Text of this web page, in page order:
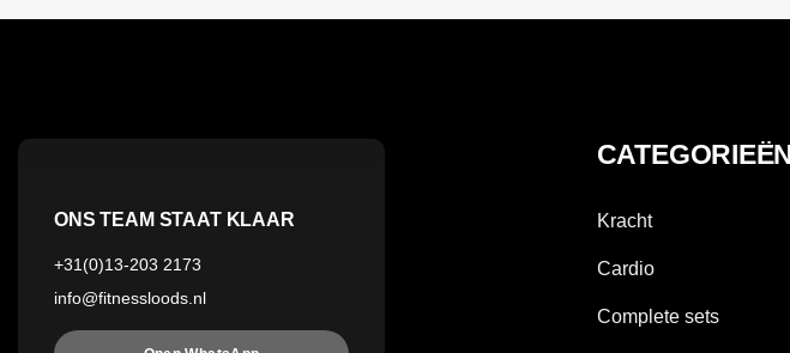
ONS TEAM STAAT KLAAR
+31(0)13-203 2173
info@fitnessloods.nl
CATEGORIEËN
Kracht
Cardio
Complete sets